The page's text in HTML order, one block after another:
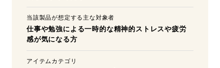
当該製品が想定する主な対象者
仕事や勉強による一時的な精神的ストレスや疲労
感が気になる方
アイテムカテゴリ